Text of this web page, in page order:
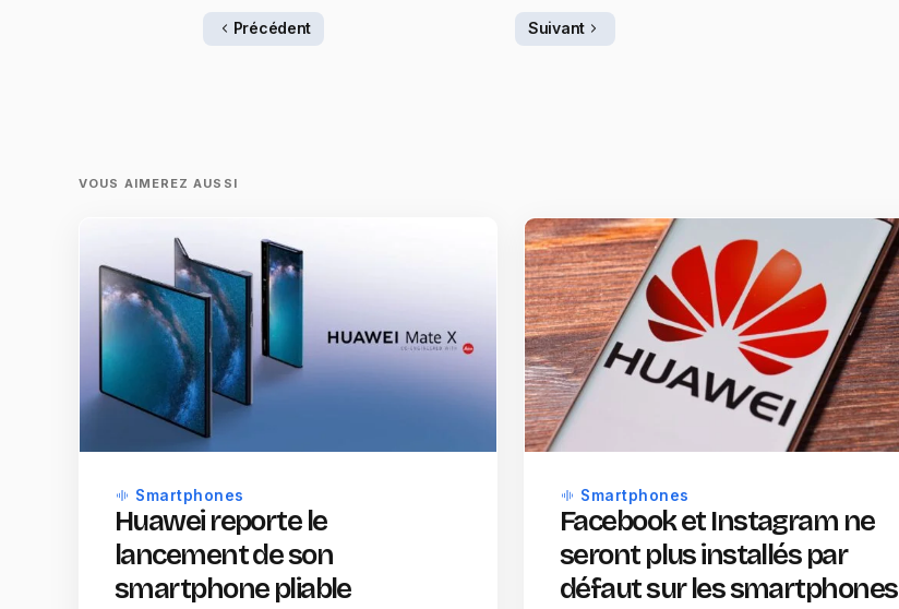
Précédent Suivant
VOUS AIMEREZ AUSSI
Smartphones
Huawei reporte le
lancement de son
smartphone pliable
Smartphones
Facebook et Instagram ne
seront plus installés par
défaut sur les smartphones